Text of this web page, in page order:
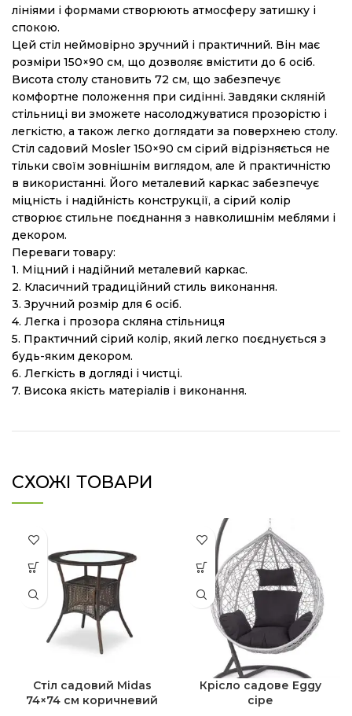
лініями і формами створюють атмосферу затишку і
спокою.
Цей стіл неймовірно зручний і практичний. Він має
розміри 150×90 см, що дозволяє вмістити до 6 осіб.
Висота столу становить 72 см, що забезпечує
комфортне положення при сидінні. Завдяки скляній
стільниці ви зможете насолоджуватися прозорістю і
легкістю, а також легко доглядати за поверхнею столу.
Стіл садовий Mosler 150×90 см сірий відрізняється не
тільки своїм зовнішнім виглядом, але й практичністю
в використанні. Його металевий каркас забезпечує
міцність і надійність конструкції, а сірий колір
створює стильне поєднання з навколишнім меблями і
декором.
Переваги товару:
1. Міцний і надійний металевий каркас.
2. Класичний традиційний стиль виконання.
3. Зручний розмір для 6 осіб.
4. Легка і прозора скляна стільниця
5. Практичний сірий колір, який легко поєднується з
будь-яким декором.
6. Легкість в догляді і чистці.
7. Висока якість матеріалів і виконання.
СХОЖІ ТОВАРИ
Стіл садовий Midas
74×74 см коричневий
Крісло садове Eggy
сіре